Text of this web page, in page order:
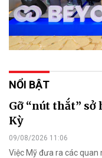
NỔI BẬT
Gỡ “nút thắt”
Kỳ
09/08/2026 11:06
Việc Mỹ đưa ra các